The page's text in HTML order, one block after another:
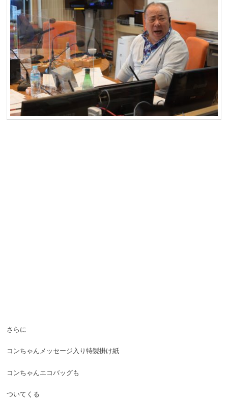
さらに
コンちゃんメッセージ入り特製掛け紙
コンちゃんエコバッグも
ついてくる